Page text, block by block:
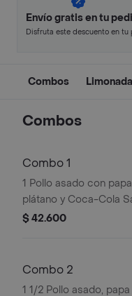
Envío gratis en tu
Disfruta este descuento en tu
Combos Limonada
Combos
Combo 1
1 Pollo asado con
plátano y Coca-Cola
1.5 L.
$ 42.600
Combo 2
1 1/2 Pollo asado,